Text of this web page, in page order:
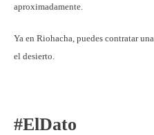
aproximadamente.
Ya en Riohacha, puedes contratar
el desierto.
#ElDato